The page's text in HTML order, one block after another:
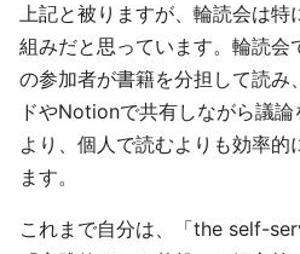
上記と被りますが、輪読会は特
組みだと思っています。輪読会
の参加者が書籍を分担して読み
ドやNotionで共有しながら議
より、個人で読むよりも効率的
ます。
これまで自分は、「the self-